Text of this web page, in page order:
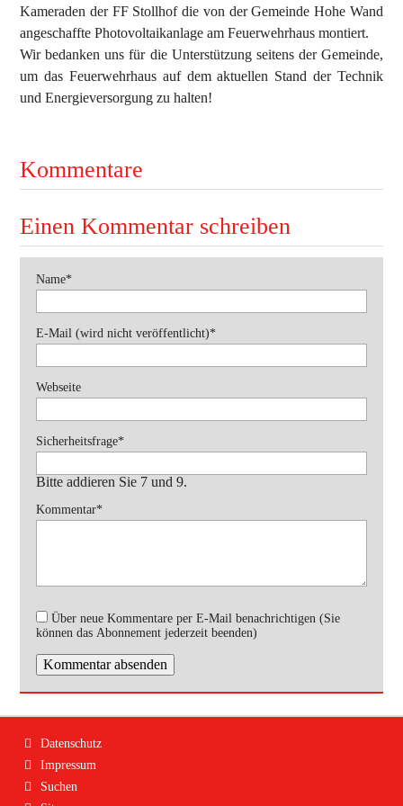
Ausbildung
Bewerbe
Einsätze
Veranstaltungen
Kameraden der FF Stollhof die von der Gemeinde Hohe Wand
angeschaffte Photovoltaikanlage am Feuerwehrhaus montiert.
Wir bedanken uns für die Unterstützung seitens der Gemeinde,
um das Feuerwehrhaus auf dem aktuellen Stand der Technik
und Energieversorgung zu halten!
Kommentare
Einen Kommentar schreiben
Pflichtfeld
Name*
Pflichtfeld
E-Mail (wird nicht veröffentlicht)*
Webseite
Pflichtfeld
Sicherheitsfrage*
Bitte addieren Sie 7 und 9.
Pflichtfeld
Kommentar*
Über neue Kommentare per E-Mail benachrichtigen (Sie
können das Abonnement jederzeit beenden)
Kommentar absenden
Navigation
Datenschutz
Impressum
Suchen